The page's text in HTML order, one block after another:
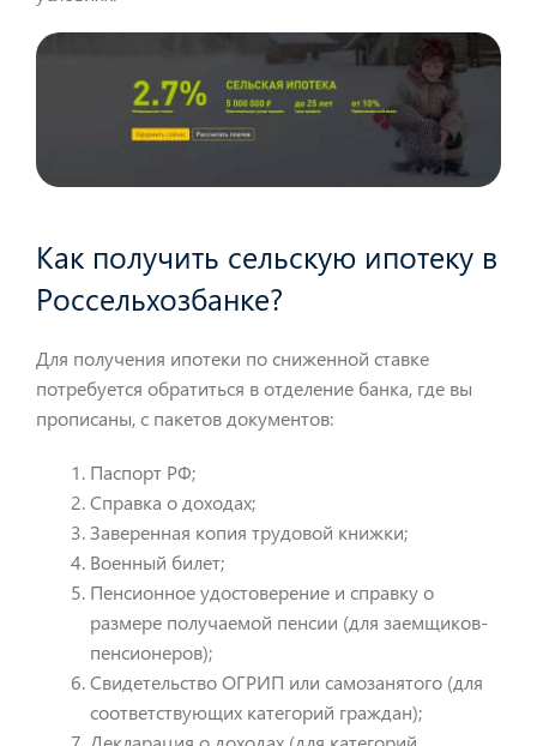
Как получить сельскую ипотеку в
Россельхозбанке?
Для получения ипотеки по сниженной ставке
потребуется обратиться в отделение банка, где вы
прописаны, с пакетов документов:
Паспорт РФ;
Справка о доходах;
Заверенная копия трудовой книжки;
Военный билет;
Пенсионное удостоверение и справку о
размере получаемой пенсии (для заемщиков-
пенсионеров);
Свидетельство ОГРИП или самозанятого (для
соответствующих категорий граждан);